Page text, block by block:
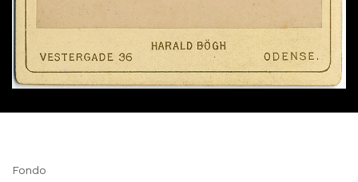
Fondo